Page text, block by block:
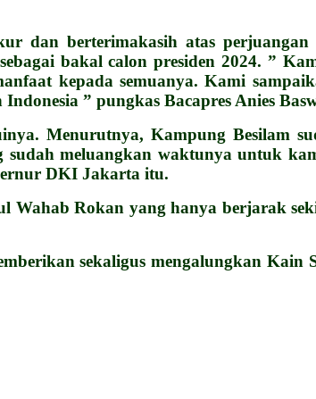
dan berterimakasih atas
bakal calon presiden 2024. ”
kepada semuanya. Kami
” pungkas Bacapres Anies
Menurutnya, Kampung Besilam
meluangkan waktunya untuk
DKI Jakarta itu.
Wahab Rokan yang hanya berjarak
sekaligus mengalungkan Kain